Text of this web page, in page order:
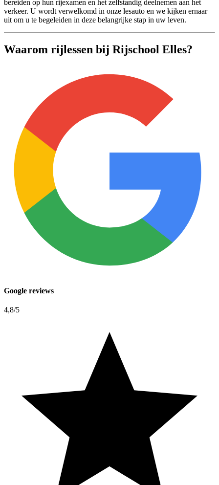
bereiden op hun rijexamen en het zelfstandig deelnemen aan het
verkeer. U wordt verwelkomd in onze lesauto en we kijken ernaar
uit om u te begeleiden in deze belangrijke stap in uw leven.
Waarom rijlessen bij Rijschool Elles?
Google reviews
4,8/5